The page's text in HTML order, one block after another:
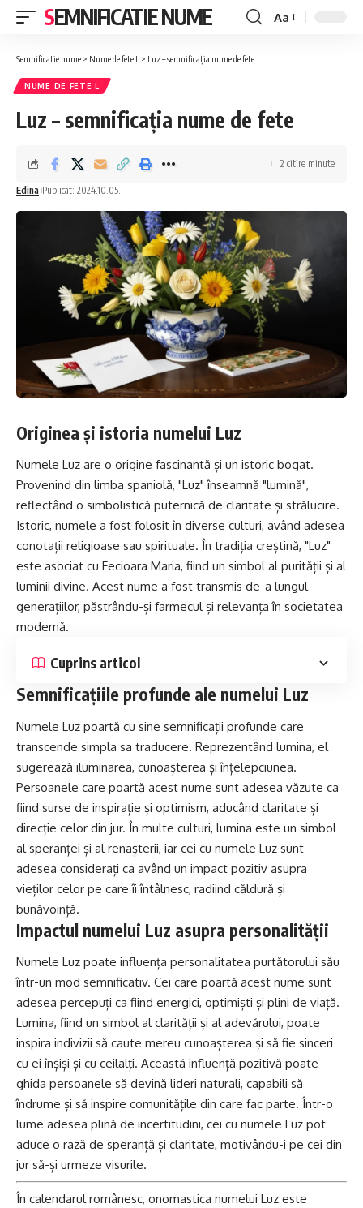
SEMNIFICATIE NUME
Font
Aa
Semnificatie nume > Nume de fete L > Luz – semnificația nume de fete
NUME DE FETE L
Luz – semnificația nume de fete
Edina Publicat: 2024.10.05.
2 citire minute
Originea și istoria numelui Luz
Numele Luz are o origine fascinantă și un istoric bogat.
Provenind din limba spaniolă, "Luz" înseamnă "lumină",
reflectând o simbolistică puternică de claritate și strălucire.
Istoric, numele a fost folosit în diverse culturi, având adesea
conotații religioase sau spirituale. În tradiția creștină, "Luz"
este asociat cu Fecioara Maria, fiind un simbol al purității și al
luminii divine. Acest nume a fost transmis de-a lungul
generațiilor, păstrându-și farmecul și relevanța în societatea
modernă.
Cuprins articol
Semnificațiile profunde ale numelui Luz
Numele Luz poartă cu sine semnificații profunde care
transcende simpla sa traducere. Reprezentând lumina, el
sugerează iluminarea, cunoașterea și înțelepciunea.
Persoanele care poartă acest nume sunt adesea văzute ca
fiind surse de inspirație și optimism, aducând claritate și
direcție celor din jur. În multe culturi, lumina este un simbol
al speranței și al renașterii, iar cei cu numele Luz sunt
adesea considerați ca având un impact pozitiv asupra
vieților celor pe care îi întâlnesc, radiind căldură și
bunăvoință.
Impactul numelui Luz asupra personalității
Numele Luz poate influența personalitatea purtătorului său
într-un mod semnificativ. Cei care poartă acest nume sunt
adesea percepuți ca fiind energici, optimiști și plini de viață.
Lumina, fiind un simbol al clarității și al adevărului, poate
inspira indivizii să caute mereu cunoașterea și să fie sinceri
cu ei înșiși și cu ceilalți. Această influență pozitivă poate
ghida persoanele să devină lideri naturali, capabili să
îndrume și să inspire comunitățile din care fac parte. Într-o
lume adesea plină de incertitudini, cei cu numele Luz pot
aduce o rază de speranță și claritate, motivându-i pe cei din
jur să-și urmeze visurile.
În calendarul românesc, onomastica numelui Luz este